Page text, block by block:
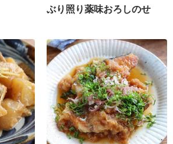
ぶり照り薬味おろしのせ